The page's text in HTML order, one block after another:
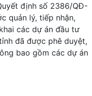
định số 2386/QĐ-
quản lý, tiếp nhận,
các dự án đầu tư
đã được phê duyệt,
bao gồm các dự án